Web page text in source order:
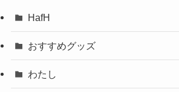
HafH
おすすめグッズ
わたし